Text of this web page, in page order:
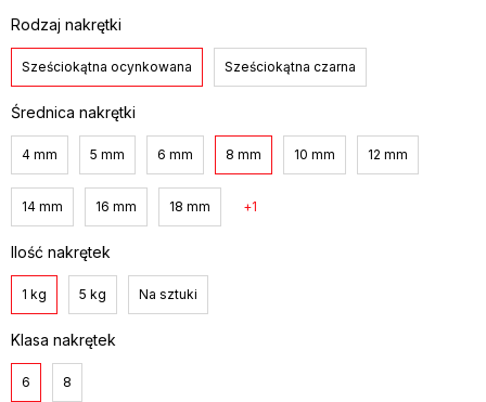
Rodzaj nakrętki
Sześciokątna ocynkowana Sześciokątna czarna
Średnica nakrętki
4 mm 5 mm 6 mm 8 mm 10 mm 12 mm
14 mm 16 mm 18 mm 1
Ilość nakrętek
1 kg 5 kg Na sztuki
Klasa nakrętek
6 8